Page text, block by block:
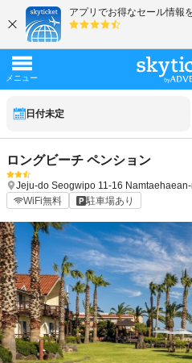
日付未定
ロングビーチ ペンション
Jeju-do Seogwipo 11-16
WiFi無料
駐車場あり